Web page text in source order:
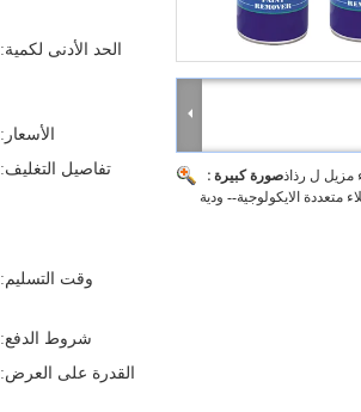
صورة كبيرة :مزيل ل رذاذ
متعددة الايكولوجية-- ودية
الحد الأدنى لكمية:
الأسعار:
تفاصيل التغليف:
وقت التسليم:
شروط الدفع:
القدرة على العرض: